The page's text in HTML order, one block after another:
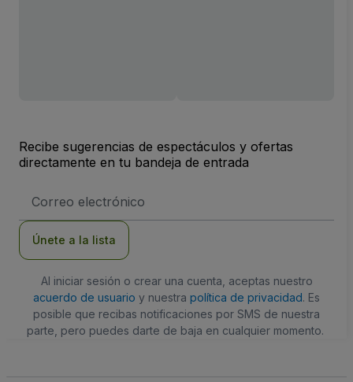
Recibe sugerencias de espectáculos y ofertas
directamente en tu bandeja de entrada
de
Únete a la lista
Al iniciar sesión o crear una cuenta, aceptas nuestro
acuerdo de usuario y nuestra política de privacidad. Es
posible que recibas notificaciones por SMS de nuestra
parte, pero puedes darte de baja en cualquier momento.